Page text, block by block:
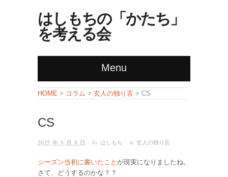
はしもちの「かたち」
を考える会
Menu
HOME > コラム > 玄人の独り言 > CS
CS
2025 年 9 月 8 日 · by はしもち · in 玄人の独り言
シーズン当初に書いたこと が現実になりましたね。
さて、どうするのかな？？